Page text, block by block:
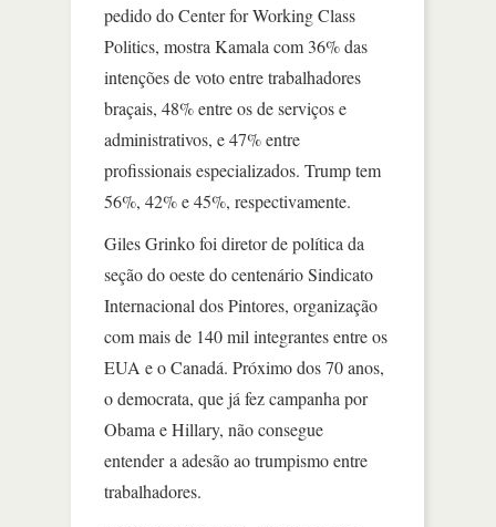
pedido do Center for Working Class
Politics, mostra Kamala com 36% das
intenções de voto entre trabalhadores
braçais, 48% entre os de serviços e
administrativos, e 47% entre
profissionais especializados. Trump tem
56%, 42% e 45%, respectivamente.
Giles Grinko foi diretor de política da
seção do oeste do centenário Sindicato
Internacional dos Pintores, organização
com mais de 140 mil integrantes entre os
EUA e o Canadá. Próximo dos 70 anos,
o democrata, que já fez campanha por
Obama e Hillary, não consegue
entender a adesão ao trumpismo entre
trabalhadores.